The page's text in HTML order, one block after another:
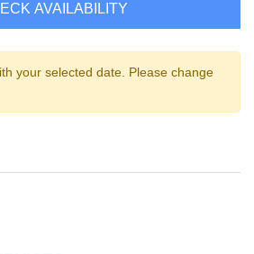
AVAILABILITY
your selected date. Please change